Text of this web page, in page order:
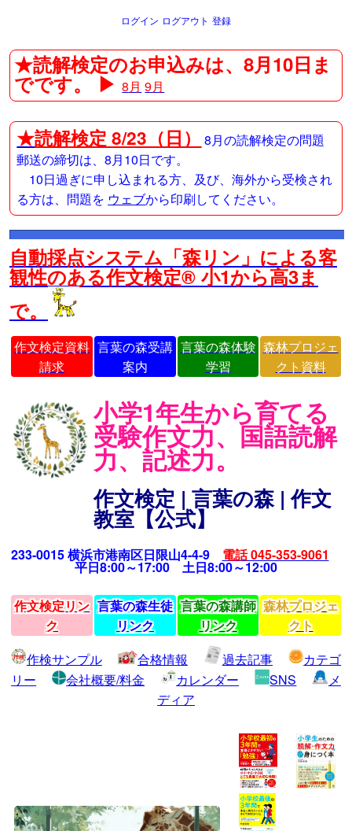
ログイン ログアウト 登録
★読解検定のお申込みは、8月10日ま
でです。 ▶8月 9月
★読解検定 8/23（日）
8月の読解検定の問題
郵送の締切は、8月10日です。
10日過ぎに申し込まれる方、及び、海外から受検され
る方は、問題を ウェブから印刷してください。
自動採点システム「森リン」による客
観性のある作文検定® 小1から高3ま
で。
作文検定資料
請求
言葉の森受講
案内
言葉の森体験
学習
森林プロジェ
クト資料
小学1年生から育てる
受験作文力、国語読解
力、記述力。
作文検定 | 言葉の森 | 作文
教室【公式】
233-0015 横浜市港南区日限山4-4-9 電話 045-353-9061
平日8:00～17:00 土日8:00～12:00
作文検定リン
ク
言葉の森生徒
リンク
言葉の森講師
リンク
森林プロジェ
クト
作検サンプル
合格情報 過去記事
カテゴ
リー
会社概要/料金 カレンダー SNS
メ
ディア